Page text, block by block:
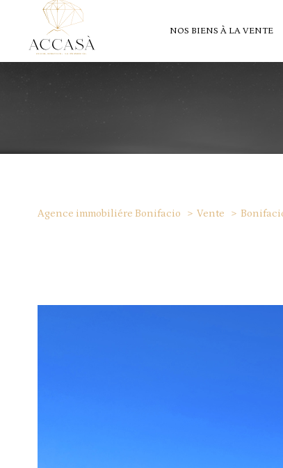
NOS BIENS À LA VENTE
Agence immobiliére Bonifacio Vente